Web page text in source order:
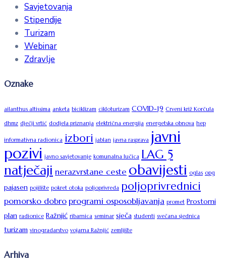
Savjetovanja
Stipendije
Turizam
Webinar
Zdravlje
Oznake
ailanthus altissima anketa biciklizam cikloturizam COVID-19 Crveni križ Korčula
dhmz dječji vrtić dodjela priznanja električna energija energetska obnova hep
informativna radionica izbori jablan javna rasprava javni
pozivi javno savjetovanje komunalna lučica LAG 5
natječaji nerazvrstane ceste obavijesti oglas opg
pajasen pojilište pokret otoka poljoprivreda poljoprivrednici
pomorsko dobroprogrami osposobljavanja promet Prostorni
plan radionice Ražnjić ribarnica seminar sječa studenti svečana sjednica
turizam vinogradarstvo vojarna Ražnjić zemljište
Arhiva